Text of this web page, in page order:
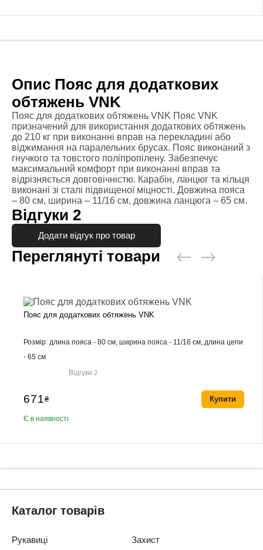
Опис Пояс для додаткових
обтяжень VNK
Пояс для додаткових обтяжень VNK Пояс VNK
призначений для використання додаткових обтяжень
до 210 кг при виконанні вправ на перекладині або
віджимання на паралельних брусах. Пояс виконаний з
гнучкого та товстого поліпропілену. Забезпечує
максимальний комфорт при виконанні вправ та
відрізняється довговічністю. Карабін, ланцюг та кільця
виконані зі сталі підвищеної міцності. Довжина пояса
– 80 см, ширина – 11/16 см, довжина ланцюга – 65 см.
Відгуки 2
Додати відгук про товар
Переглянуті товари
Пояс для додаткових обтяжень VNK
Розмір: длина пояса - 80 см, ширина пояса - 11/16 см, длина цепи
- 65 см
Відгуки2
671₴
Є в наявності
Купити
Каталог товарів
Рукавиці
Захист